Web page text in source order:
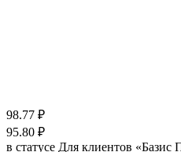
98.77 ₽
95.80 ₽
в статусе Для клиентов «Базис